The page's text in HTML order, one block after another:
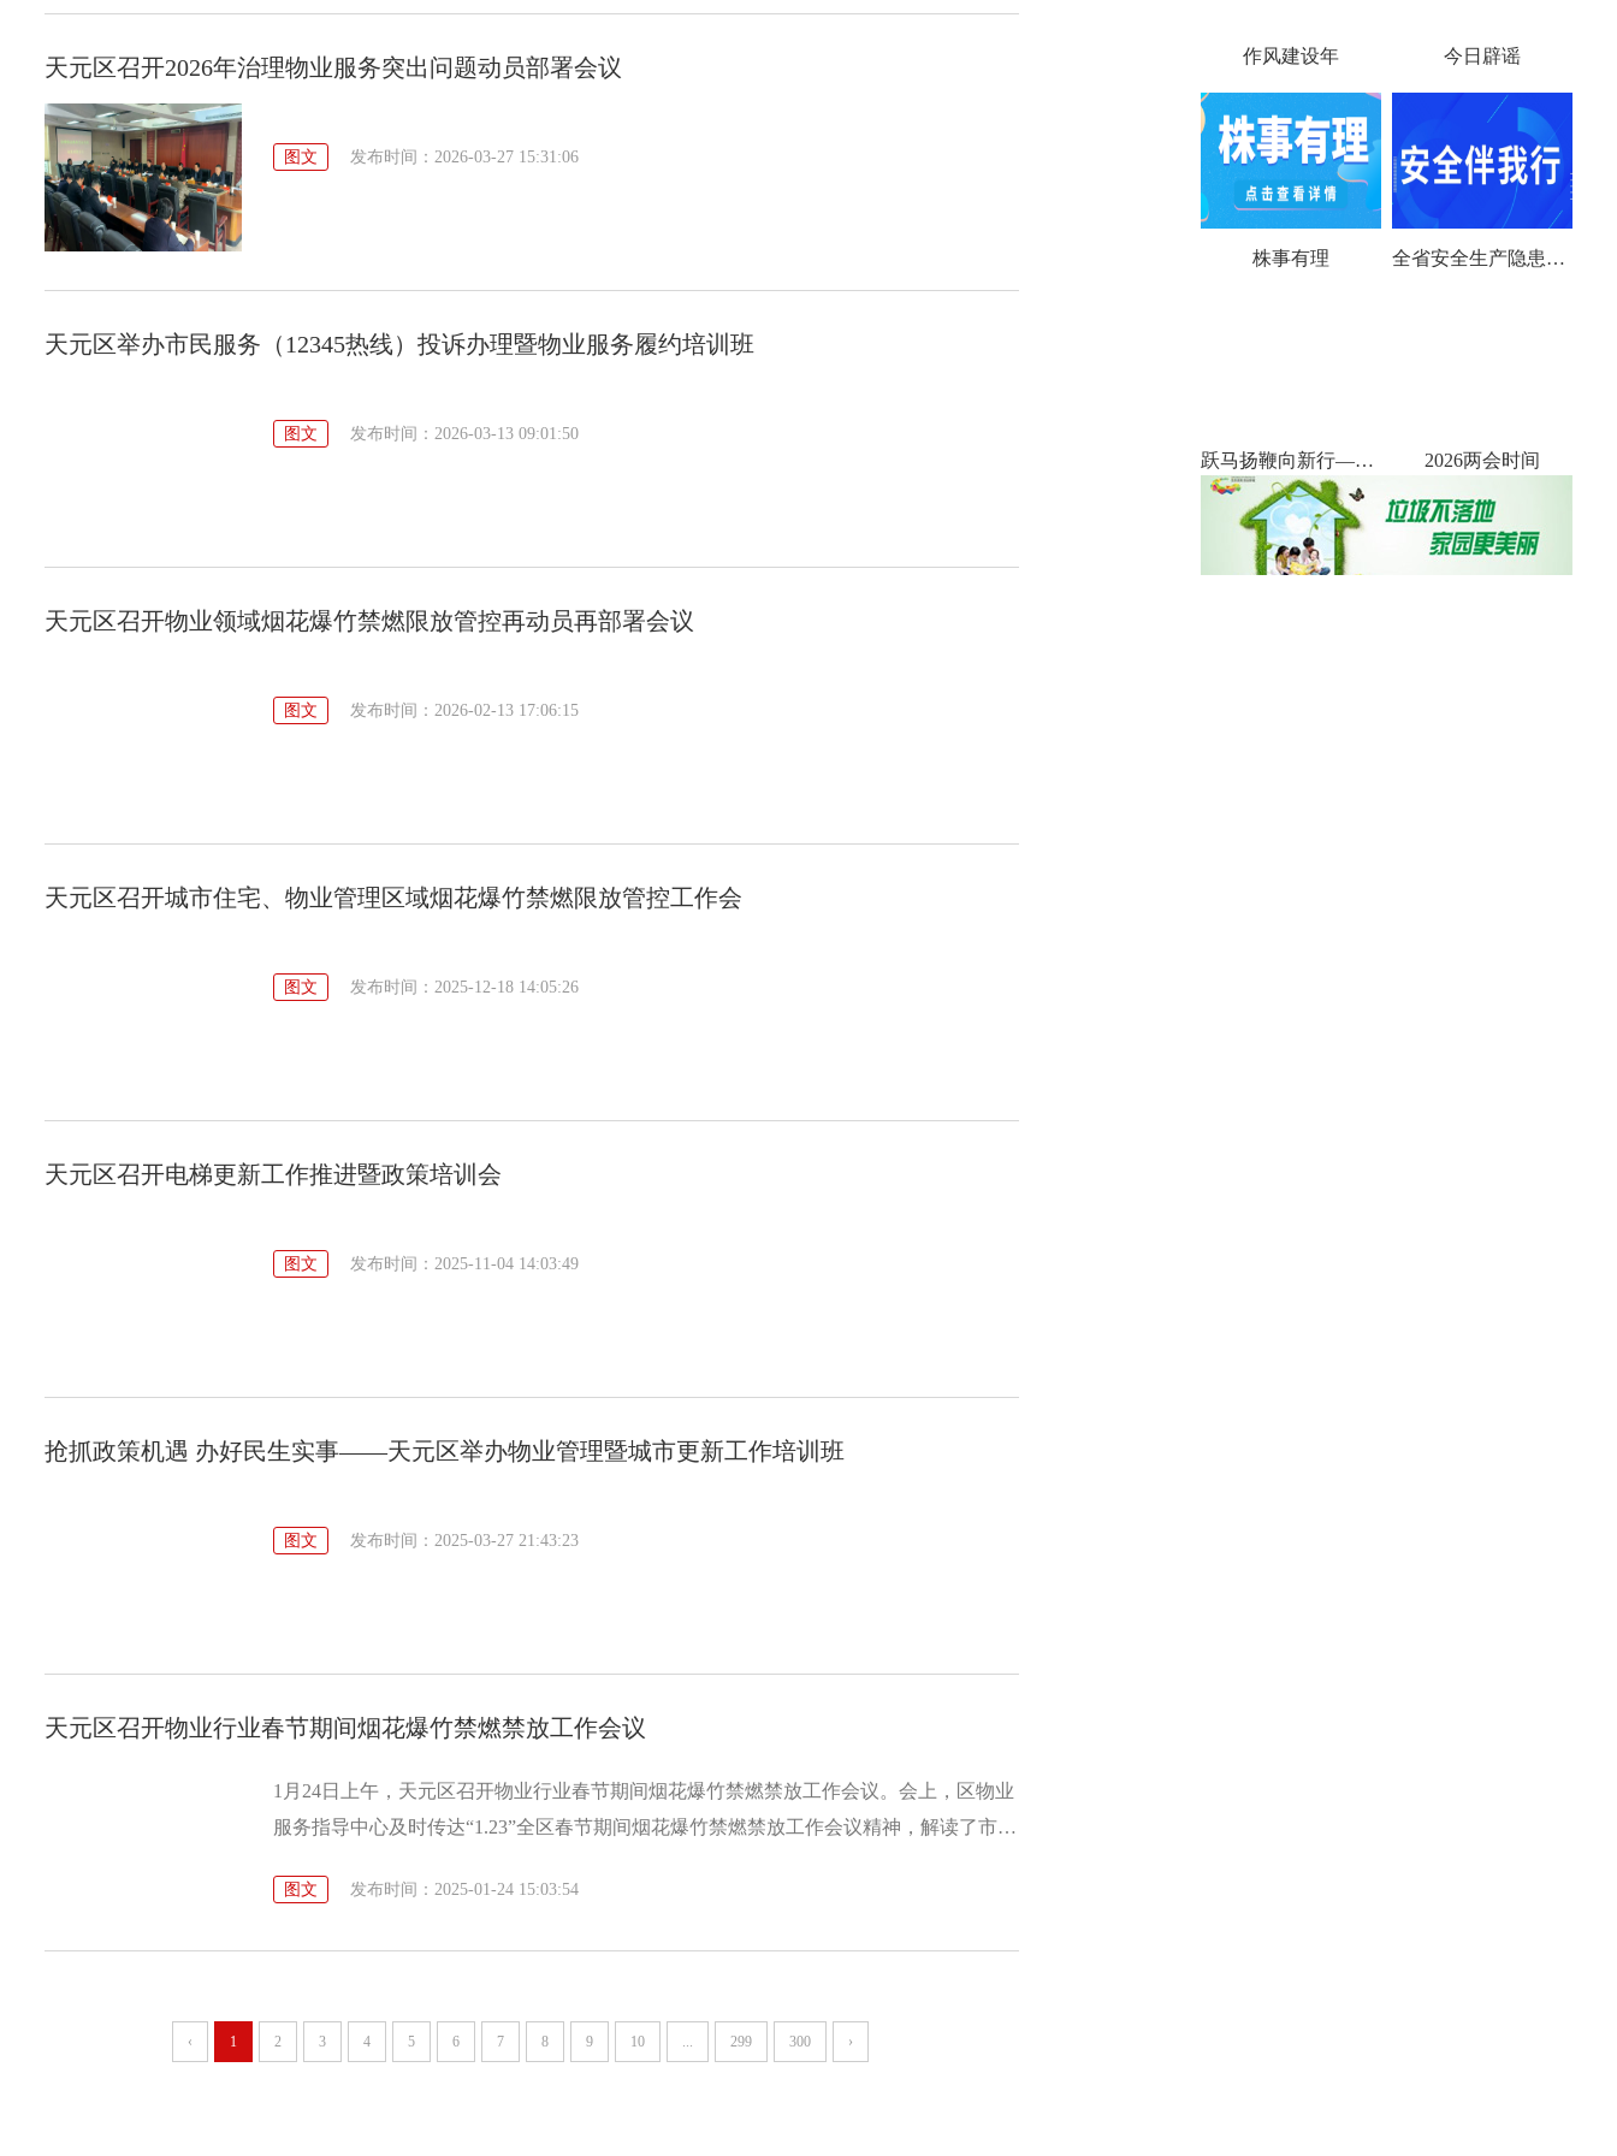
天元区召开2026年治理物业服务突出问题动员部署会议
图文 发布时间：2026-03-27 15:31:06
天元区举办市民服务（12345热线）投诉办理暨物业服务履约培训班
图文 发布时间：2026-03-13 09:01:50
天元区召开物业领域烟花爆竹禁燃限放管控再动员再部署会议
图文 发布时间：2026-02-13 17:06:15
天元区召开城市住宅、物业管理区域烟花爆竹禁燃限放管控工作会
图文 发布时间：2025-12-18 14:05:26
天元区召开电梯更新工作推进暨政策培训会
图文 发布时间：2025-11-04 14:03:49
抢抓政策机遇 办好民生实事——天元区举办物业管理暨城市更新工作培训班
图文 发布时间：2025-03-27 21:43:23
天元区召开物业行业春节期间烟花爆竹禁燃禁放工作会议
1月24日上午，天元区召开物业行业春节期间烟花爆竹禁燃禁放工作会议。会上，区物业
服务指导中心及时传达“1.23”全区春节期间烟花爆竹禁燃禁放工作会议精神，解读了市中
间烟花爆竹禁燃禁放管控方案，对小区烟花爆竹禁燃禁放及安全生产工作进行了再动
图文 发布时间：2025-01-24 15:03:54
‹ 1 2 3 4 5 6 7 8 9 10 ... 299 300 ›
作风建设年 今日辟谣
株事有理 全省安全生产隐患大排查大整治
跃马扬鞭向新行——聚焦2026全国两会 2026两会时间